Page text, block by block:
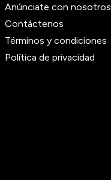
Anúnciate con nosotros
Contáctenos
Términos y condiciones
Política de privacidad